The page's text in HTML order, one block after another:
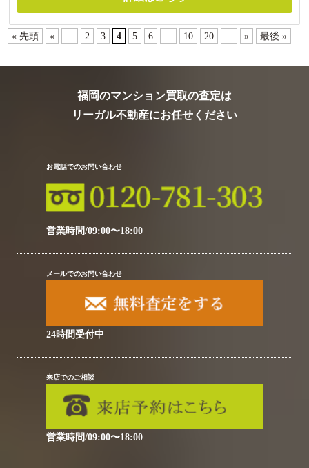
« 先頭 « ... 2 3 4 5 6 ... 10 20 ... » 最後 »
福岡のマンション買取の査定は
リーガル不動産にお任せください
お電話でのお問い合わせ
営業時間/09:00〜18:00
メールでのお問い合わせ
24時間受付中
来店でのご相談
営業時間/09:00〜18:00